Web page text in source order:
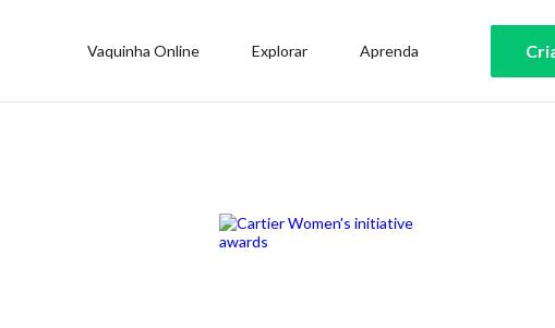
Vaquinha Online Explorar Aprenda